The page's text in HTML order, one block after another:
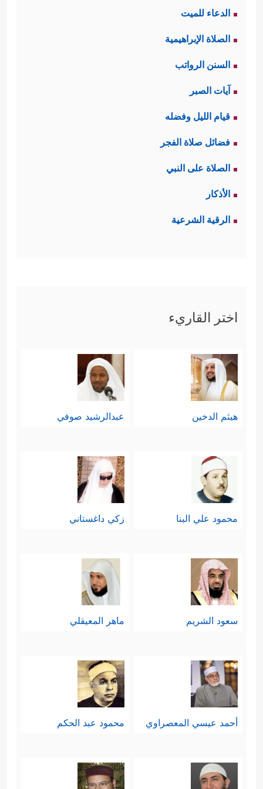
وعقله إلى العليم الخبير الذي تشهد له
آياته في كلّ زاوية من زوايا هذا الخلق.
ثانيًا: خلقالأنعام
دِفۡءࣱ وَمَنَـٰفِعُ وَمِنۡهَا تَأۡكُلُونَ﴾
وإذا كان الإنسان لا يدّعي أنه هو الذي
خلق لنفسه هذه
فلم يبق إلا اعترافه بوجود خالقٍ حكيمٍ
أوجد الإنسان وأوجد له مقومات وجوده
لَّكُم مِّنۡهُ شَرَابࣱ وَمِنۡهُ شَجَرࣱ فِیهِ تُسِیمُونَ﴾
ليس من صنعة الإنسان، فالذي خلق
الإنسان هو الذي خلق له الماء، وهو
أعلم به وبحاجته منه.
وَٱلنَّخِیلَ وَٱلۡأَعۡنَـٰبَ وَمِن كُلِّ ٱلثَّمَرَ ٰ⁠تِۚ إِنَّ فِی ذَ ٰ⁠لِكَ لَـَٔایَةࣰ
لِّقَوۡمࣲ یَتَفَكَّرُونَ﴾
فانظر لهذا النسق الوظيفي بين الماء
الذي لا يمكن أن تستوعبه الصُّدفة
العمياء، إن التنسيق بين هذه المفردات
ووزنها بالقدر الذي تؤدّي فيه كلّ مفردة
أن يكون وراءه إرادةٌ عالمةٌ وحكيمةٌ،
وعزو كلِّ هذا إلى عشوائيّة الصدفة نوعٌ
من المُكابرة أو الحماقة.
وَٱلشَّمۡسَ وَٱلۡقَمَرَۖ وَٱلنُّجُومُ مُسَخَّرَ ٰ⁠تُۢ بِأَمۡرِهِۦۤۚ إِنَّ فِی
الدعاء للميت
الصلاة الإبراهيمية
السنن الرواتب
آيات الصبر
قيام الليل وفضله
فضائل صلاة الفجر
الصلاة على النبي
الأذكار
الرقية الشرعية
اختر القاريء
هيثم الدخين عبدالرشيد صوفي
محمود علي البنا زكي داغستاني
سعود الشريم ماهر المعيقلي
أحمد عيسي المعصراوي محمود عبد الحكم